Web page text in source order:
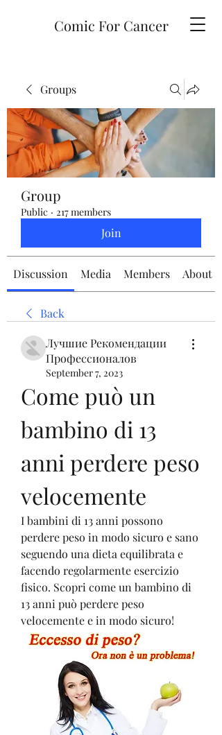
Comic For Cancer
Groups
Group
Public · 217 members
Join
Discussion Media Members About
Back
Лучшие Рекомендации
Профессионалов
September 7, 2023
Come può un
bambino di 13
anni perdere peso
velocemente
I bambini di 13 anni possono
perdere peso in modo sicuro e sano
seguendo una dieta equilibrata e
facendo regolarmente esercizio
fisico. Scopri come un bambino di
13 anni può perdere peso
velocemente e in modo sicuro!